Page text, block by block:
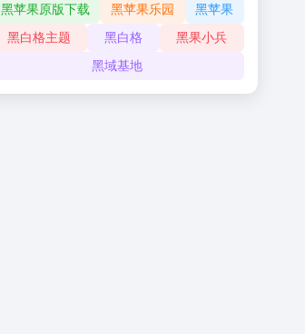
黑苹果原版下载 黑苹果乐园 黑苹果
黑白格主题 黑白格 黑果小兵
黑域基地